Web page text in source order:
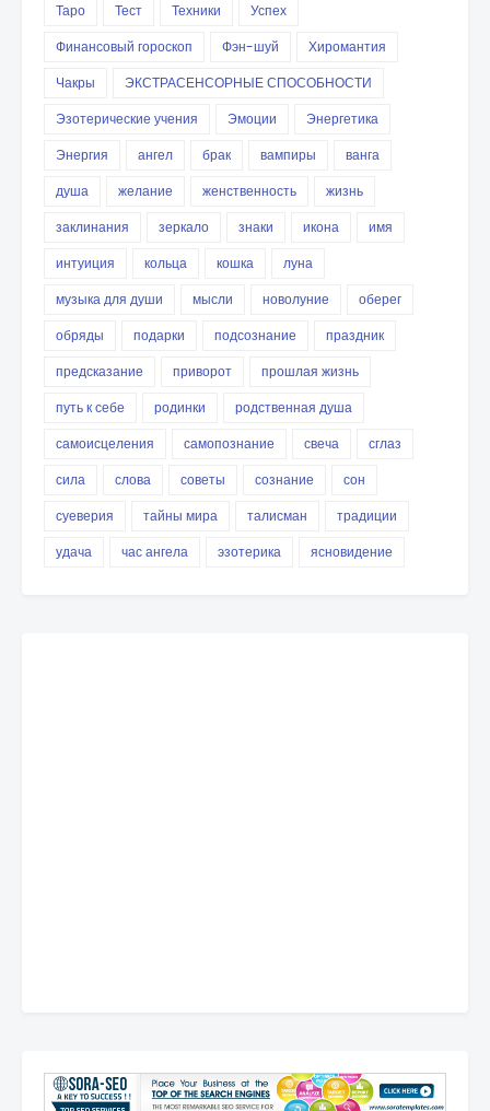
Таро
Тест Техники
Успех
Финансовый гороскоп
Фэн-шуй
Хиромантия
Чакры
ЭКСТРАСЕНСОРНЫЕ СПОСОБНОСТИ
Эзотерические учения
Эмоции
Энергетика
Энергия
ангел брак вампиры
ванга
душа
желание женственность
жизнь
заклинания
зеркало знаки икона
имя
интуиция
кольца кошка
луна
музыка для души
мысли новолуние
оберег
обряды
подарки подсознание
праздник
предсказание
приворот
прошлая жизнь
путь к себе
родинки
родственная душа
самоисцеления
самопознание свеча
сглаз
сила
слова советы сознание
сон
суеверия
тайны мира талисман
традиции
удача
час ангела эзотерика ясновидение